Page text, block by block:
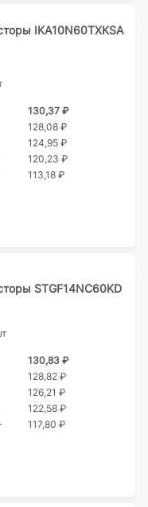
IKA10N60TXKSA
130,37 ₽
128,08 ₽
124,95 ₽
120,23 ₽
113,18 ₽
STGF14NC60KD
130,83 ₽
128,82 ₽
126,21 ₽
122,58 ₽
117,80 ₽